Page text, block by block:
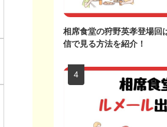
相席食堂の狩野英孝登場回
信で見る方法を紹介！